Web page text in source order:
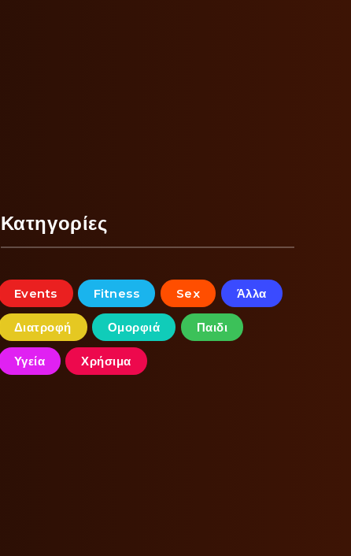
Κατηγορίες
Events Fitness Sex Άλλα
Διατροφή Ομορφιά Παιδι
Υγεία Χρήσιμα